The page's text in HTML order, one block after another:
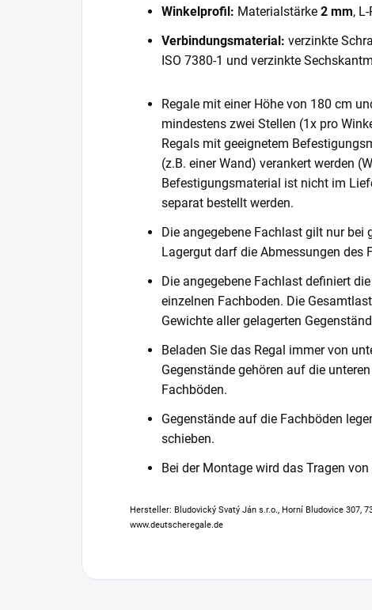
Winkelprofil: Materialstärke 2 mm,
Verbindungsmaterial: verzinkte
ISO 7380-1 und verzinkte
Regale mit einer Höhe von 180 cm
mindestens zwei Stellen (1x pro
Regals mit geeignetem
(z.B. einer Wand) verankert werden
Befestigungsmaterial ist nicht im
separat bestellt werden.
Die angegebene Fachlast gilt nur
Lagergut darf die Abmessungen des
Die angegebene Fachlast definiert
einzelnen Fachboden. Die
Gewichte aller gelagerten
Beladen Sie das Regal immer von
Gegenstände gehören auf die
Fachböden.
Gegenstände auf die Fachböden
schieben.
Bei der Montage wird das Tragen
Hersteller: Bludovický Svatý Ján s.r.o., Horní Bludovice 307,
www.deutscheregale.de